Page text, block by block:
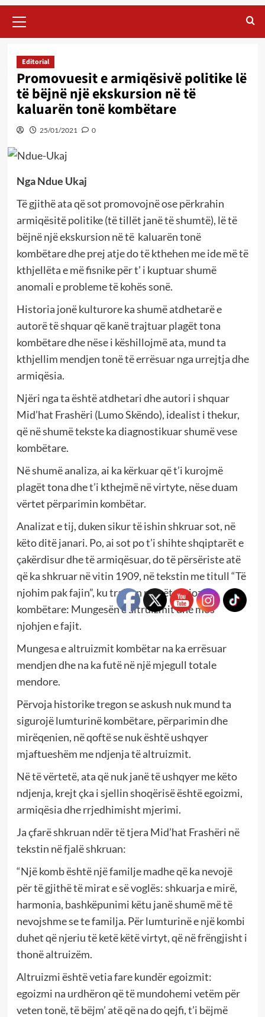
Menu
Editorial
Promovuesit e armiqësivë politike lë
të bëjnë një ekskursion në të
kaluarën tonë kombëtare
25/01/2021 0
Nga Ndue Ukaj
Të gjithë ata që sot promovojnë ose përkrahin
armiqësitë politike (të tillët janë të shumtë), lë të
bëjnë një ekskursion në të kaluarën tonë
kombëtare dhe prej atje do të kthehen me ide më të
kthjellëta e më fisnike për t’ i kuptuar shumë
anomali e probleme të kohës sonë.
Historia jonë kulturore ka shumë atdhetarë e
autorë të shquar që kanë trajtuar plagët tona
kombëtare dhe nëse i këshillojmë ata, mund ta
kthjellim mendjen tonë të errësuar nga urrejtja dhe
armiqësia.
Njëri nga ta është atdhetari dhe autori i shquar
Mid’hat Frashëri (Lumo Skëndo), idealist i thekur,
që në shumë tekste ka diagnostikuar shumë vese
kombëtare.
Në shumë analiza, ai ka kërkuar që t’i kurojmë
plagët tona dhe t’i kthejmë në virtyte, nëse duam
vërtet përparimin kombëtar.
Analizat e tij, duken sikur të ishin shkruar sot, në
këto ditë janari. Po, ai sot po t’i shihte shqiptarët e
çakërdisur dhe të armiqësuar, do të përsëriste atë
që ka shkruar në vitin 1909, në tekstin me titull “Të
njohim pak fajin”, ku trajton plagët seriozë
kombëtare: Mungesën e altruizmit dhe mos
njohjen e fajit.
Mungesa e altruizmit kombëtar na ka errësuar
mendjen dhe na ka futë në një mjegull totale
mendore.
Përvoja historike tregon se askush nuk mund ta
sigurojë lumturinë kombëtare, përparimin dhe
mirëqenien, në qoftë se nuk është ushqyer
mjaftueshëm me ndjenja të altruizmit.
Në të vërtetë, ata që nuk janë të ushqyer me këto
ndjenja, krejt çka i sjellin shoqërisë është egoizmi,
armiqësia dhe rrjedhimisht mjerimi.
Ja çfarë shkruan ndër të tjera Mid’hat Frashëri në
tekstin në fjalë shkruan:
“Një komb është një familje madhe që ka nevojë
për të gjithë të mirat e së voglës: shkuarja e mirë,
harmonia, bashkëpunimi këtu janë shumë më të
nevojshme se te familja. Për lumturinë e një kombi
duhet që njeriu të ketë këtë virtyt, që në frëngjisht i
thonë altruizëm.
Altruizmi është vetia fare kundër egoizmit:
egoizmi na urdhëron që të mundohemi vetëm për
veten tonë, të bëjm’ atë që na do qejfi, t’i bëjmë